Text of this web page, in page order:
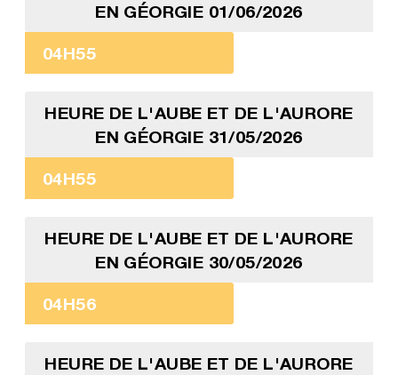
EN GÉORGIE 01/06/2026
04H55
HEURE DE L'AUBE ET DE L'AURORE
EN GÉORGIE 31/05/2026
04H55
HEURE DE L'AUBE ET DE L'AURORE
EN GÉORGIE 30/05/2026
04H56
HEURE DE L'AUBE ET DE L'AURORE